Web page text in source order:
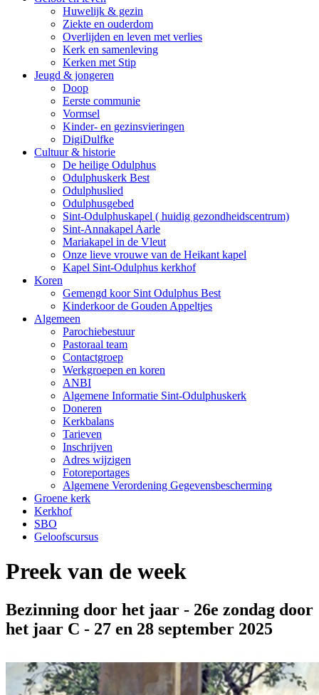
Huwelijk & gezin
Ziekte en ouderdom
Overlijden en leven met verlies
Kerk en samenleving
Kerken met Stip
Jeugd & jongeren
Doop
Eerste communie
Vormsel
Kinder- en gezinsvieringen
DigiDulfke
Cultuur & historie
De heilige Odulphus
Odulphuskerk Best
Odulphuslied
Odulphusgebed
Sint-Odulphuskapel ( huidig gezondheidscentrum)
Sint-Annakapel Aarle
Mariakapel in de Vleut
Onze lieve vrouwe van de Heikant kapel
Kapel Sint-Odulphus kerkhof
Koren
Gemengd koor Sint Odulphus Best
Kinderkoor de Gouden Appeltjes
Algemeen
Parochiebestuur
Pastoraal team
Contactgroep
Werkgroepen en koren
ANBI
Algemene Informatie Sint-Odulphuskerk
Doneren
Kerkbalans
Tarieven
Inschrijven
Adres wijzigen
Fotoreportages
Algemene Verordening Gegevensbescherming
Groene kerk
Kerkhof
SBO
Geloofscursus
Preek van de week
Bezinning door het jaar - 26e zondag door
het jaar C - 27 en 28 september 2025